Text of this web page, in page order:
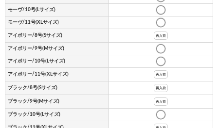
モーヴ/10号(Lサイズ)
モーヴ/11号(XLサイズ)
アイボリー/8号(Sサイズ) 再入荷
アイボリー/9号(Mサイズ)
アイボリー/10号(Lサイズ)
アイボリー/11号(XLサイズ) 再入荷
ブラック/8号(Sサイズ) 再入荷
ブラック/9号(Mサイズ) 再入荷
ブラック/10号(Lサイズ)